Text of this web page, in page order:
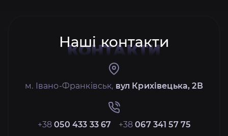
Наші контакти
КОНТАКТИ
м. Івано-Франківськ, вул Крихівецька, 2В
+38050 433 33 67 +38067 341 57 75